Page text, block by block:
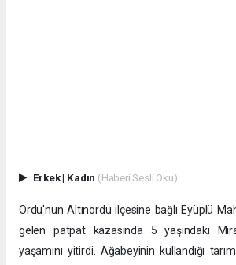
Erkek| Kadın (Haberi Sesli Oku)
Ordu'nun Altınordu ilçesine bağlı Eyüplü
gelen patpat kazasında 5 yaşındaki
yaşamını yitirdi. Ağabeyinin kullandığı